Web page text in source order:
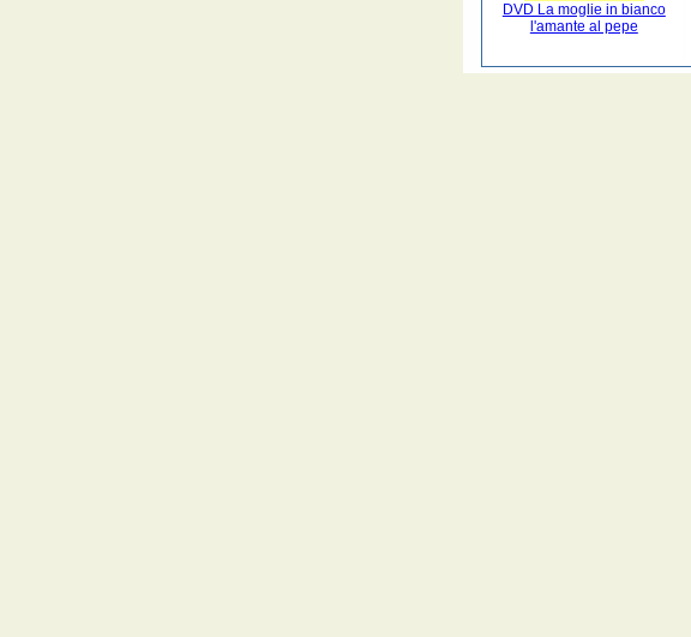
DVD La moglie in bianco
l'amante al pepe